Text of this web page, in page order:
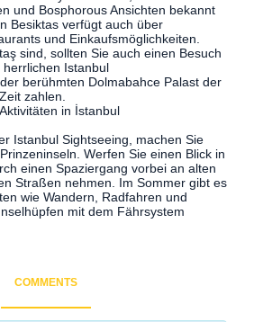
und Bosphorous Ansichten bekannt
Besiktas verfügt auch über
und Einkaufsmöglichkeiten.
sind, sollten Sie auch einen Besuch
Istanbul
berühmten Dolmabahce Palast der
zahlen.
in İstanbul
Istanbul Sightseeing, machen Sie
Werfen Sie einen Blick in
einen Spaziergang vorbei an alten
Straßen nehmen. Im Sommer gibt es
wie Wandern, Radfahren und
mit dem Fährsystem
COMMENTS